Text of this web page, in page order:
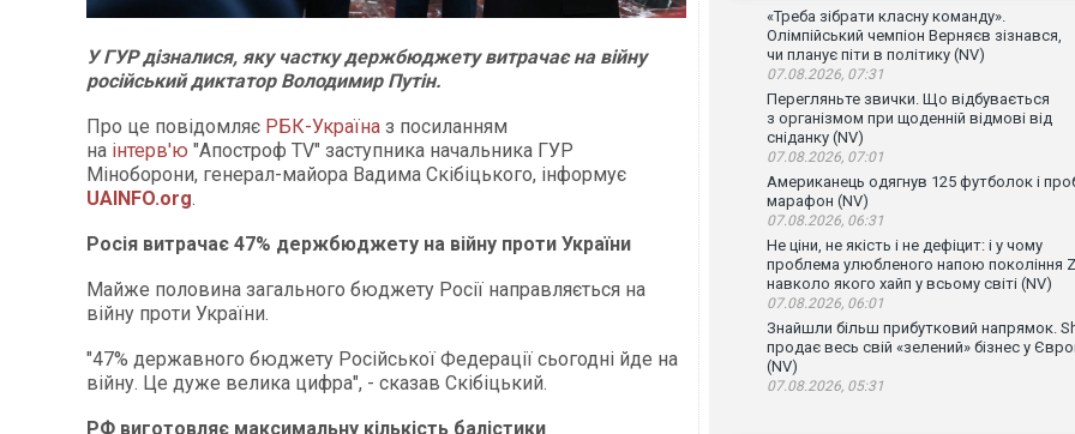
У ГУР дізналися, яку частку держбюджету витрачає на війну
російський диктатор Володимир Путін.
Про це повідомляє РБК-Україна з посиланням
на інтерв'ю "Апостроф TV" заступника начальника ГУР
Міноборони, генерал-майора Вадима Скібіцького, інформує
UAINFO.org.
Росія витрачає 47% держбюджету на війну проти України
Майже половина загального бюджету Росії направляється на
війну проти України.
"47% державного бюджету Російської Федерації сьогодні йде на
війну. Це дуже велика цифра", - сказав Скібіцький.
РФ виготовляє максимальну кількість балістики
«Треба зібрати класну команду».
Олімпійський чемпіон Верняєв зізнався,
чи планує піти в політику (NV)
07.08.2026, 07:31
Перегляньте звички. Що відбувається
з організмом при щоденній відмові від
сніданку (NV)
07.08.2026, 07:01
Американець одягнув 125 футболок і
марафон (NV)
07.08.2026, 06:31
Не ціни, не якість і не дефіцит: і у чому
проблема улюбленого напою покоління
навколо якого хайп у всьому світі (NV)
07.08.2026, 06:01
Знайшли більш прибутковий напрямок.
продає весь свій «зелений» бізнес у
(NV)
07.08.2026, 05:31